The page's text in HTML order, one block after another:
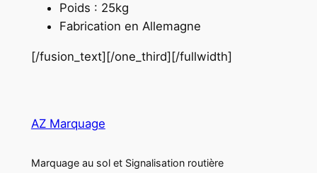
Poids : 25kg
Fabrication en Allemagne
[/fusion_text][/one_third][/fullwidth]
AZ Marquage
Marquage au sol et Signalisation routière